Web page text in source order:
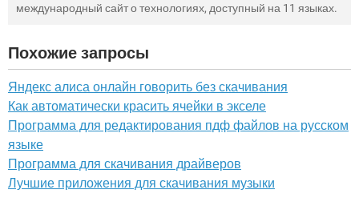
международный сайт о технологиях, доступный на 11 языках.
Похожие запросы
Яндекс алиса онлайн говорить без скачивания
Как автоматически красить ячейки в экселе
Программа для редактирования пдф файлов на русском
языке
Программа для скачивания драйверов
Лучшие приложения для скачивания музыки